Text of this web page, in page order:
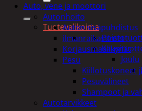
Tuotevalikoima
Joulu
Auto, vene ja moottori
Autonhoito
Auton sisäpuhdistus
ilmanraikastimet
Korjausmaalikynät
Pesu
Kiillotuskoneet
Pesuvälineet
Shampoot ja
Autotarvikkeet